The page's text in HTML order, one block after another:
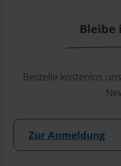
Bestelle kostenlos
Zur Anmeldung